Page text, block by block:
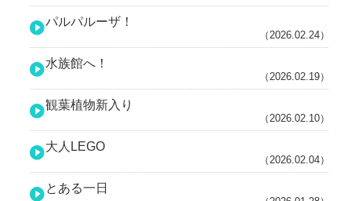
パルパルーザ！
（2026.02.24）
水族館へ！
（2026.02.19）
観葉植物新入り
（2026.02.10）
大人LEGO
（2026.02.04）
とある一日